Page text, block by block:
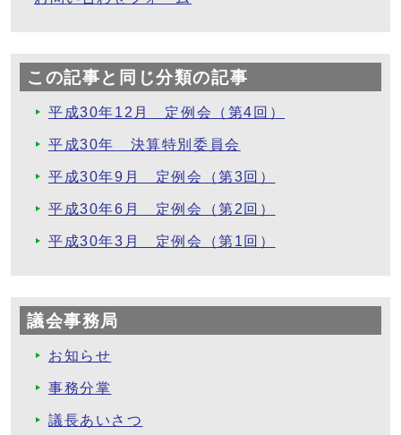
この記事と同じ分類の記事
平成30年12月 定例会（第4回）
平成30年 決算特別委員会
平成30年9月 定例会（第3回）
平成30年6月 定例会（第2回）
平成30年3月 定例会（第1回）
議会事務局
お知らせ
事務分掌
議長あいさつ